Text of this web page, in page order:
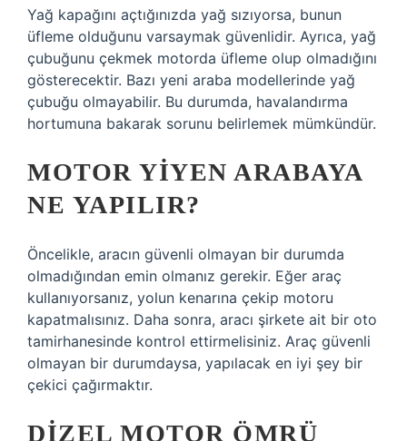
Yağ kapağını açtığınızda yağ sızıyorsa, bunun
üfleme olduğunu varsaymak güvenlidir. Ayrıca, yağ
çubuğunu çekmek motorda üfleme olup olmadığını
gösterecektir. Bazı yeni araba modellerinde yağ
çubuğu olmayabilir. Bu durumda, havalandırma
hortumuna bakarak sorunu belirlemek mümkündür.
MOTOR YIYEN ARABAYA
NE YAPILIR?
Öncelikle, aracın güvenli olmayan bir durumda
olmadığından emin olmanız gerekir. Eğer araç
kullanıyorsanız, yolun kenarına çekip motoru
kapatmalısınız. Daha sonra, aracı şirkete ait bir oto
tamirhanesinde kontrol ettirmelisiniz. Araç güvenli
olmayan bir durumdaysa, yapılacak en iyi şey bir
çekici çağırmaktır.
DIZEL MOTOR ÖMRÜ